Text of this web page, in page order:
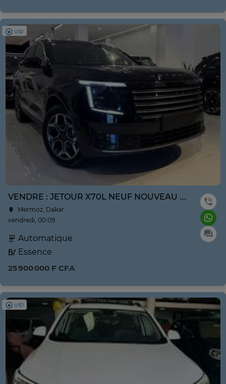
VIP
VENDRE : JETOUR X70L NEUF NOUVEAU MODÈLE ANNE 2026
Mermoz, Dakar
vendredi, 00:09
Automatique
Essence
25 900 000 F CFA
VIP